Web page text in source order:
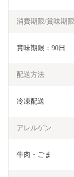
消費期限/賞味期限
賞味期限：90日
配送方法
冷凍配送
アレルゲン
牛肉・ごま